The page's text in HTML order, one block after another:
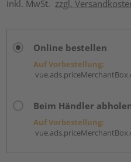
inkl. MwSt. zzgl.
Online bestellen
Auf Vorbestellung:
Beim Händler
Auf Vorbestellung: